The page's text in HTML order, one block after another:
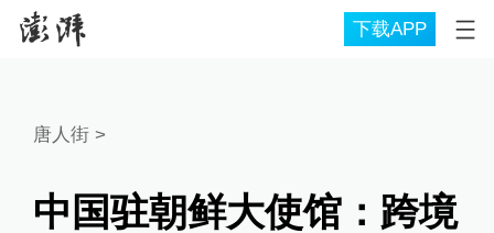
下载APP
唐人街>
中国驻朝鲜大使馆：跨境